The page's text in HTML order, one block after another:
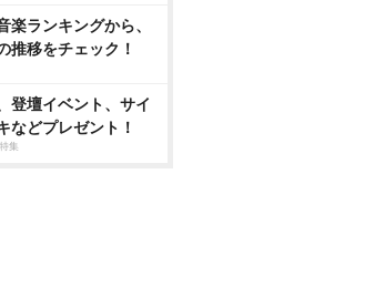
楽ランキングから、
推移をチェック！
登壇イベント、サイ
などプレゼント！
集